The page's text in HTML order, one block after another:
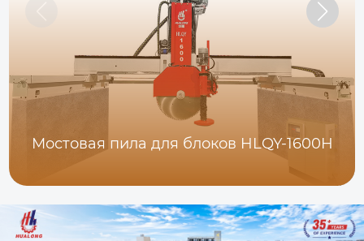
Мостовая пила для блоков HLQY-1600H